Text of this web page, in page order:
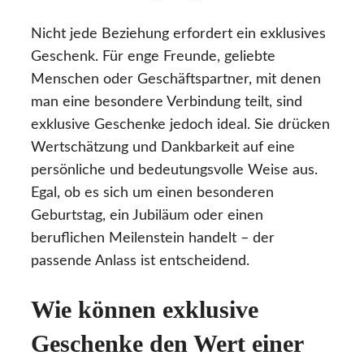
Nicht jede Beziehung erfordert ein exklusives
Geschenk. Für enge Freunde, geliebte
Menschen oder Geschäftspartner, mit denen
man eine besondere Verbindung teilt, sind
exklusive Geschenke jedoch ideal. Sie drücken
Wertschätzung und Dankbarkeit auf eine
persönliche und bedeutungsvolle Weise aus.
Egal, ob es sich um einen besonderen
Geburtstag, ein Jubiläum oder einen
beruflichen Meilenstein handelt – der
passende Anlass ist entscheidend.
Wie können exklusive
Geschenke den Wert einer